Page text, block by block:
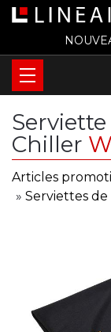
Chiller
Articles
» Serviettes de